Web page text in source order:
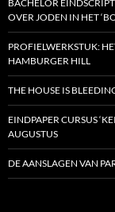
BACHELOR
OVER JODEN IN HET
PROFIELWERKSTUK:
HAMBURGER HILL
THE HOUSE IS
EINDPAPER CURSUS
AUGUSTUS
DE AANSLAGEN VAN